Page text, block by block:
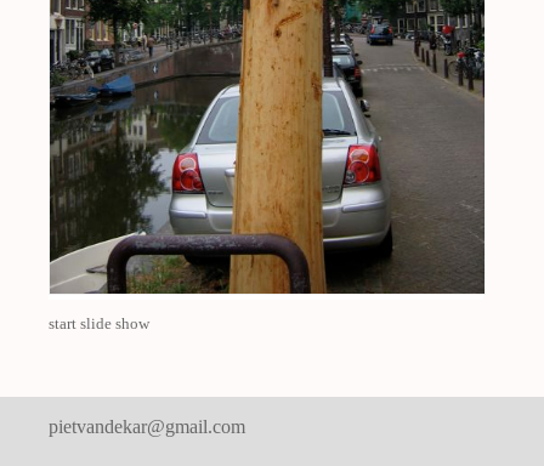
start slide show
pietvandekar@gmail.com